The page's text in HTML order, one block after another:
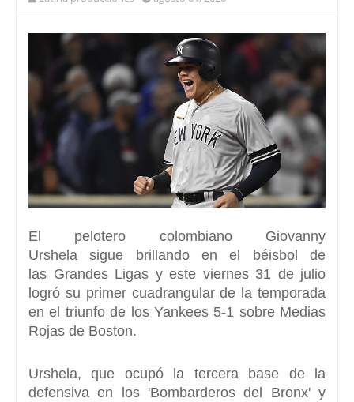
El pelotero colombiano Giovanny
Urshela sigue brillando en el béisbol de
las Grandes Ligas y este viernes 31 de julio
logró su primer cuadrangular de la temporada
en el triunfo de los Yankees 5-1 sobre Medias
Rojas de Boston.
Urshela, que ocupó la tercera base de la
defensiva en los 'Bombarderos del Bronx' y